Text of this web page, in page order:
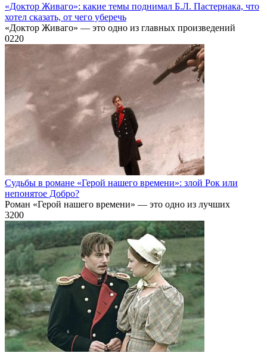
«Доктор Живаго»: какие темы поднимал Б.Л. Пастернака, что
хотел сказать, от чего уберечь
«Доктор Живаго» — это одно из главных произведений
0220
Судьбы в романе «Герой нашего времени»: злой Рок или
непонятое Добро?
Роман «Герой нашего времени» — это одно из лучших
3200